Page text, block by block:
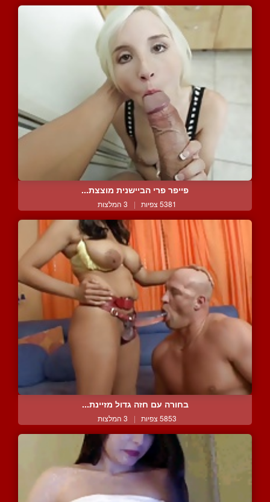
פייפר פרי הביישנית מוצצת...
5381 צפיות | 3 המלצות
בחורה עם חזה גדול מזיינת...
5853 צפיות | 3 המלצות